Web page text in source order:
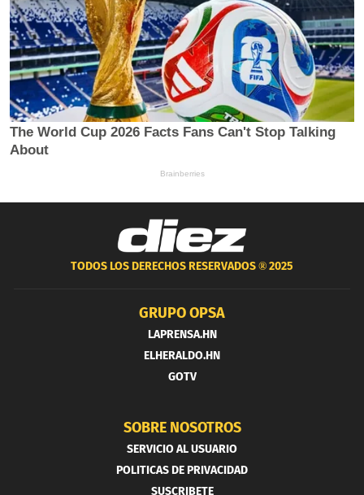
TODOS LOS DERECHOS RESERVADOS ®2025
GRUPO OPSA
LAPRENSA.HN
ELHERALDO.HN
GOTV
SOBRE NOSOTROS
SERVICIO AL USUARIO
POLITICAS DE PRIVACIDAD
SUSCRIBETE